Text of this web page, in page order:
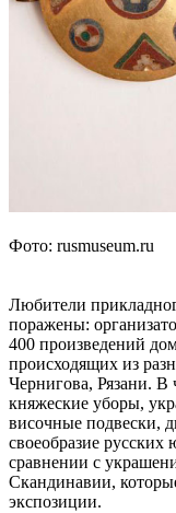
Фото: rusmuseum.ru
Любители
поражены:
400 произведений
происходящих из
Чернигова, Рязани. В
княжеские уборы,
височные подвески,
своеобразие
сравнении с
Скандинавии,
экспозиции.